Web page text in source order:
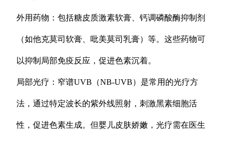
外用药物：包括糖皮质激素软膏、钙调磷酸酶抑制剂
（如他克莫司软膏、吡美莫司乳膏）等。这些药物可
以抑制局部免疫反应，促进色素沉着。
局部光疗：窄谱UVB（NB-UVB）是常用的光疗方
法，通过特定波长的紫外线照射，刺激黑素细胞活
性，促进色素生成。但婴儿皮肤娇嫩，光疗需在医生